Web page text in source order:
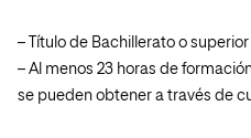
– Título de Bachillerato o superior
– Al menos 23 horas de
se pueden obtener a través de